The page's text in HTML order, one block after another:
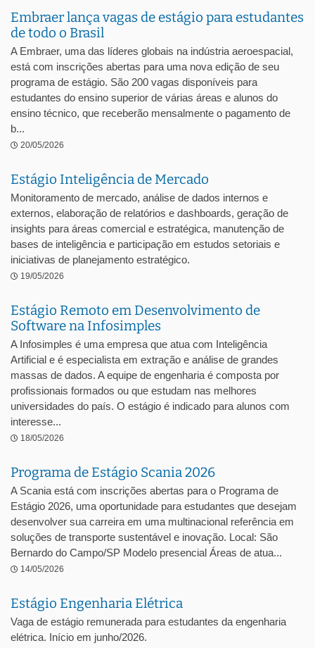
Embraer lança vagas de estágio para estudantes
de todo o Brasil
A Embraer, uma das líderes globais na indústria aeroespacial,
está com inscrições abertas para uma nova edição de seu
programa de estágio. São 200 vagas disponíveis para
estudantes do ensino superior de várias áreas e alunos do
ensino técnico, que receberão mensalmente o pagamento de
b...
20/05/2026
Estágio Inteligência de Mercado
Monitoramento de mercado, análise de dados internos e
externos, elaboração de relatórios e dashboards, geração de
insights para áreas comercial e estratégica, manutenção de
bases de inteligência e participação em estudos setoriais e
iniciativas de planejamento estratégico.
19/05/2026
Estágio Remoto em Desenvolvimento de
Software na Infosimples
A Infosimples é uma empresa que atua com Inteligência
Artificial e é especialista em extração e análise de grandes
massas de dados. A equipe de engenharia é composta por
profissionais formados ou que estudam nas melhores
universidades do país. O estágio é indicado para alunos com
interesse...
18/05/2026
Programa de Estágio Scania 2026
A Scania está com inscrições abertas para o Programa de
Estágio 2026, uma oportunidade para estudantes que desejam
desenvolver sua carreira em uma multinacional referência em
soluções de transporte sustentável e inovação. Local: São
Bernardo do Campo/SP Modelo presencial Áreas de atua...
14/05/2026
Estágio Engenharia Elétrica
Vaga de estágio remunerada para estudantes da engenharia
elétrica. Início em junho/2026.